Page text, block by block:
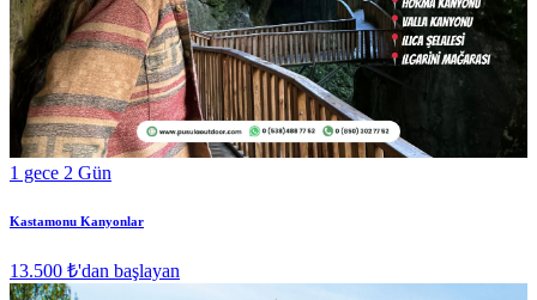
1 gece 2 Gün
Kastamonu Kanyonlar
13.500 ₺'dan başlayan